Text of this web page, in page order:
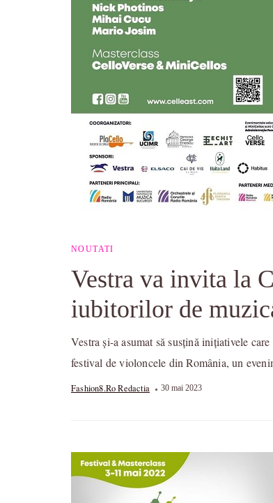
NOUTATI
Vestra va invita la
iubitorilor de
Vestra și-a asumat să susțină inițiativele
festival de violoncele din România, un
Fashion8.ro Redactia 30 mai 2023